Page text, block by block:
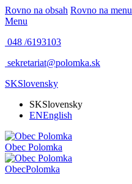
Rovno na obsah Rovno na menu
Menu
048 /6193103
sekretariat@polomka.sk
SKSlovensky
SKSlovensky
ENEnglish
Obec Polomka
ObecPolomka